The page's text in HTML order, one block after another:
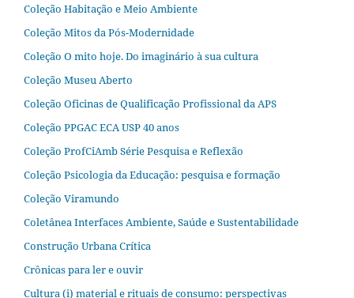
Coleção Habitação e Meio Ambiente
Coleção Mitos da Pós-Modernidade
Coleção O mito hoje. Do imaginário à sua cultura
Coleção Museu Aberto
Coleção Oficinas de Qualificação Profissional da APS
Coleção PPGAC ECA USP 40 anos
Coleção ProfCiAmb Série Pesquisa e Reflexão
Coleção Psicologia da Educação: pesquisa e formação
Coleção Viramundo
Coletânea Interfaces Ambiente, Saúde e Sustentabilidade
Construção Urbana Crítica
Crônicas para ler e ouvir
Cultura (i) material e rituais de consumo: perspectivas